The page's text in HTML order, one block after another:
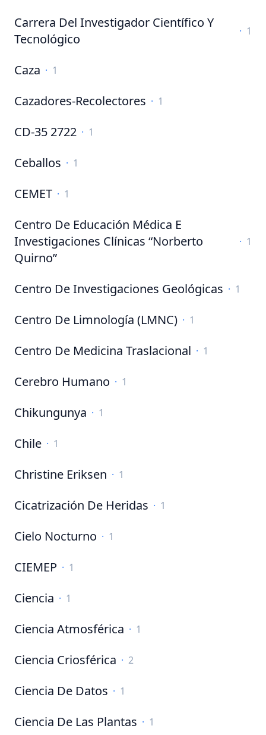
Carrera Del Investigador Científico Y
Tecnológico
· 1
Caza · 1
Cazadores-Recolectores · 1
CD-35 2722 · 1
Ceballos · 1
CEMET · 1
Centro De Educación Médica E
Investigaciones Clínicas “Norberto
Quirno”
· 1
Centro De Investigaciones Geológicas · 1
Centro De Limnología (LMNC) · 1
Centro De Medicina Traslacional · 1
Cerebro Humano · 1
Chikungunya · 1
Chile · 1
Christine Eriksen · 1
Cicatrización De Heridas · 1
Cielo Nocturno · 1
CIEMEP · 1
Ciencia · 1
Ciencia Atmosférica · 1
Ciencia Criosférica · 2
Ciencia De Datos · 1
Ciencia De Las Plantas · 1